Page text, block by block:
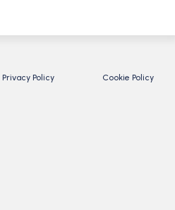
Privacy Policy Cookie Policy